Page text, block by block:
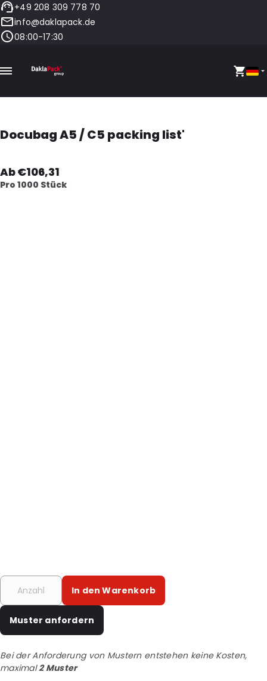
+49 208 309 778 70
info@daklapack.de
08:00-17:30
Docubag A5 / C5 packing list'
Ab €106,31
Pro 1000 Stück
In den Warenkorb
Muster anfordern
Bei der Anforderung von Mustern entstehen keine Kosten,
maximal2 Muster